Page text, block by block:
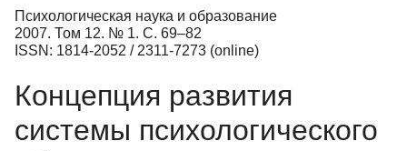
БАЗА ЗНАНИЙ
КЛЮЧЕВЫЕ СЛОВА
Регистрация
Психологическая наука и образование
2007. Том 12. № 1. С. 69–82
ISSN: 1814-2052 / 2311-7273 (online)
Концепция развития
системы психологического